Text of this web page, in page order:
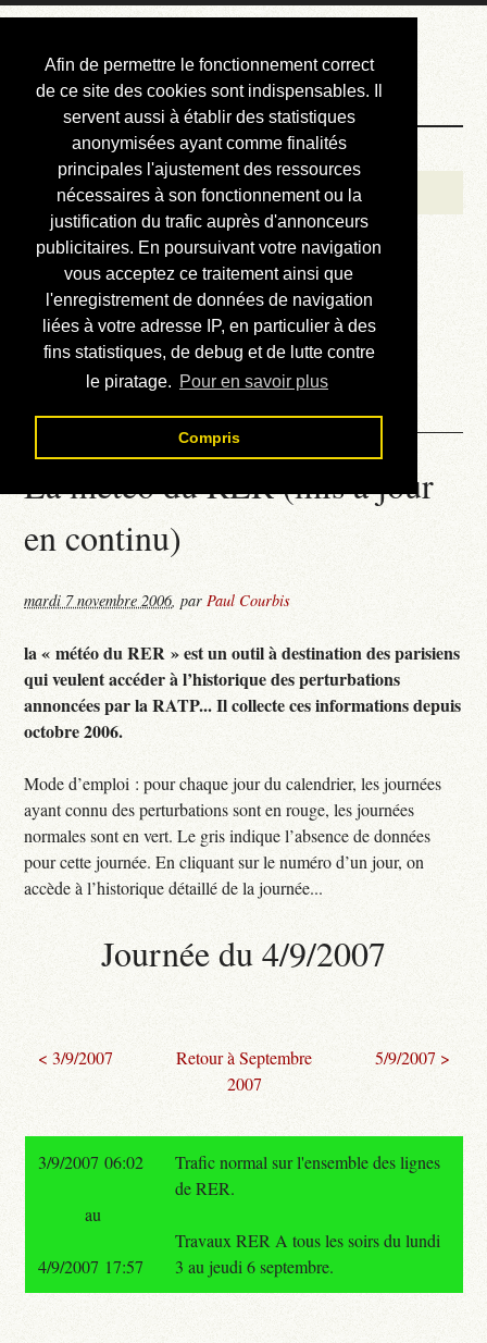
Afin de permettre le fonctionnement correct
de ce site des cookies sont indispensables. Il
servent aussi à établir des statistiques
anonymisées ayant comme finalités
principales l'ajustement des ressources
nécessaires à son fonctionnement ou la
justification du trafic auprès d'annonceurs
publicitaires. En poursuivant votre navigation
vous acceptez ce traitement ainsi que
l'enregistrement de données de navigation
liées à votre adresse IP, en particulier à des
fins statistiques, de debug et de lutte contre
le piratage. Pour en savoir plus
Compris
Courbis, « LE »
Blog Officiel
Bienvenue
Réalisations
Divers (et d’été)
Annonces
Liens externes
Téléchargement
Contact
La météo du RER (mis à jour
en continu)
mardi 7 novembre 2006,parPaul Courbis
la « météo du RER » est un outil à destination des parisiens
qui veulent accéder à l’historique des perturbations
annoncées par la RATP... Il collecte ces informations depuis
octobre 2006.
Mode d’emploi : pour chaque jour du calendrier, les journées
ayant connu des perturbations sont en rouge, les journées
normales sont en vert. Le gris indique l’absence de données
pour cette journée. En cliquant sur le numéro d’un jour, on
accède à l’historique détaillé de la journée...
Journée du 4/9/2007
< 3/9/2007
Retour à Septembre
2007
5/9/2007 >
3/9/2007 06:02
Trafic normal sur l'ensemble des lignes
de RER.
Travaux RER A tous les soirs du lundi
3 au jeudi 6 septembre.
au
4/9/2007 17:57